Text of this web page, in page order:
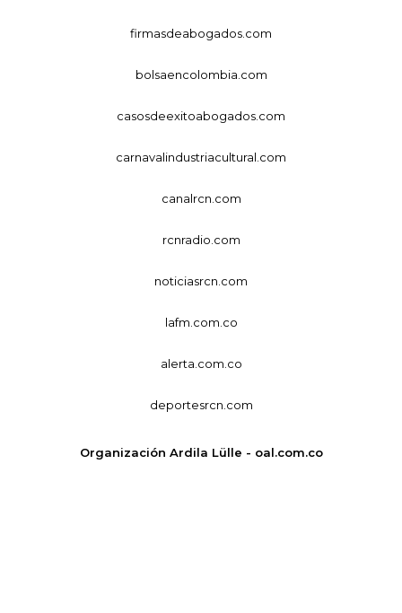
firmasdeabogados.com
bolsaencolombia.com
casosdeexitoabogados.com
carnavalindustriacultural.com
canalrcn.com
rcnradio.com
noticiasrcn.com
lafm.com.co
alerta.com.co
deportesrcn.com
Organización Ardila Lülle - oal.com.co